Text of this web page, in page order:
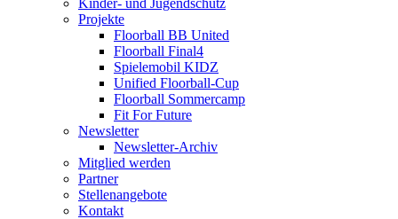
Kinder- und Jugendschutz
Projekte
Floorball BB United
Floorball Final4
Spielemobil KIDZ
Unified Floorball-Cup
Floorball Sommercamp
Fit For Future
Newsletter
Newsletter-Archiv
Mitglied werden
Partner
Stellenangebote
Kontakt